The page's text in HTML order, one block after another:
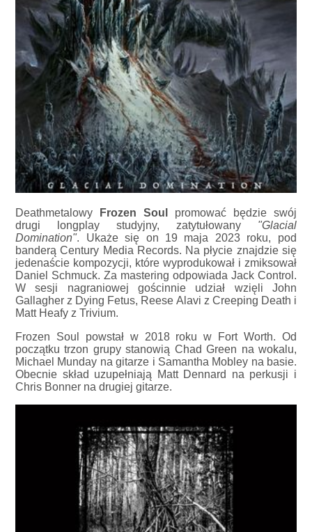
Deathmetalowy Frozen Soul promować będzie swój
drugi longplay studyjny, zatytułowany "Glacial
Domination". Ukaże się on 19 maja 2023 roku, pod
banderą Century Media Records. Na płycie znajdzie się
jedenaście kompozycji, które wyprodukował i zmiksował
Daniel Schmuck. Za mastering odpowiada Jack Control.
W sesji nagraniowej gościnnie udział wzięli John
Gallagher z Dying Fetus, Reese Alavi z Creeping Death i
Matt Heafy z Trivium.
Frozen Soul powstał w 2018 roku w Fort Worth. Od
początku trzon grupy stanowią Chad Green na wokalu,
Michael Munday na gitarze i Samantha Mobley na basie.
Obecnie skład uzupełniają Matt Dennard na perkusji i
Chris Bonner na drugiej gitarze.